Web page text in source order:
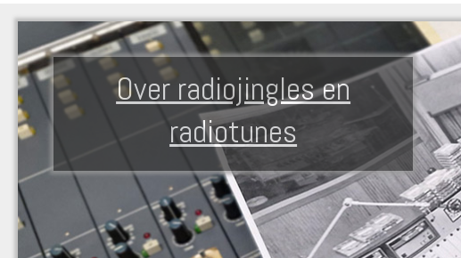
Over radiojingles en
radiotunes